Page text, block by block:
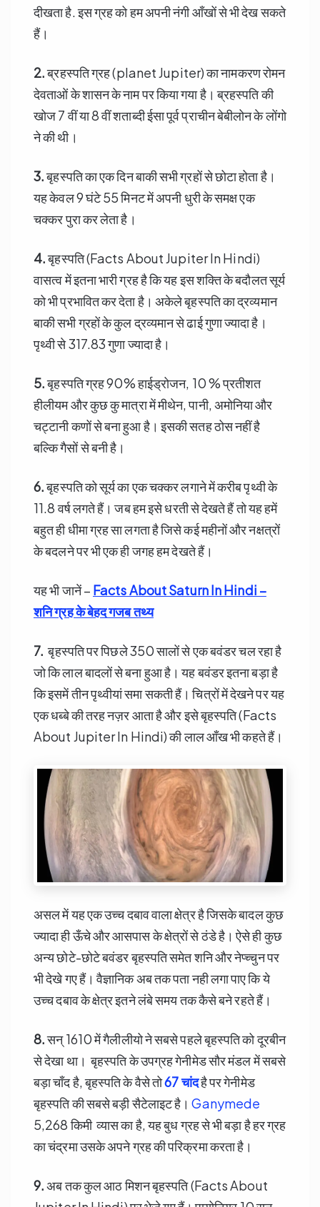
दीखता है. इस ग्रह को हम अपनी नंगी आँखों से भी देख सकते
हैं।
2.ब्रहस्पति ग्रह (planet Jupiter) का नामकरण रोमन
देवताओं के शासन के नाम पर किया गया है। ब्रहस्पति की
खोज 7 वीं या 8 वीं शताब्दी ईसा पूर्व प्राचीन बेबीलोन के लोंगो
ने की थी।
3.बृहस्पति का एक दिन बाकी सभी ग्रहों से छोटा होता है।
यह केवल 9 घंटे 55 मिनट में अपनी धुरी के समक्ष एक
चक्कर पुरा कर लेता है।
4.बृहस्पति (Facts About Jupiter In Hindi)
वासत्व में इतना भारी ग्रह है कि यह इस शक्ति के बदौलत सूर्य
को भी प्रभावित कर देता है। अकेले बृहस्पति का द्रव्यमान
बाकी सभी ग्रहों के कुल द्रव्यमान से ढाई गुणा ज्यादा है।
पृथ्वी से 317.83 गुणा ज्यादा है।
5.बृहस्पति ग्रह 90% हाईड्रोजन, 10 % प्रतीशत
हीलीयम और कुछ कु मात्रा में मीथेन, पानी, अमोनिया और
चट्टानी कणों से बना हुआ है। इसकी सतह ठोस नहीं है
बल्कि गैसों से बनी है।
6.बृहस्पति को सूर्य का एक चक्कर लगाने में करीब पृथ्वी के
11.8 वर्ष लगते हैं। जब हम इसे धरती से देखते हैं तो यह हमें
बहुत ही धीमा ग्रह सा लगता है जिसे कई महीनों और नक्षत्रों
के बदलने पर भी एक ही जगह हम देखते हैं।
यह भी जानें – Facts About Saturn In Hindi –
शनि ग्रह के बेहद गजब तथ्य
7. बृहस्पति पर पिछले 350 सालों से एक बवंडर चल रहा है
जो कि लाल बादलों से बना हुआ है। यह बवंडर इतना बड़ा है
कि इसमें तीन पृथ्वीयां समा सकती हैं। चित्रों में देखने पर यह
एक धब्बे की तरह नज़र आता है और इसे बृहस्पति (Facts
About Jupiter In Hindi) की लाल आँख भी कहते हैं।
असल में यह एक उच्च दबाव वाला क्षेत्र है जिसके बादल कुछ
ज्यादा ही ऊँचे और आसपास के क्षेत्रों से ठंडे है। ऐसे ही कुछ
अन्य छोटे-छोटे बवंडर बृहस्पति समेत शनि और नेप्च्चुन पर
भी देखे गए हैं। वैज्ञानिक अब तक पता नही लगा पाए कि ये
उच्च दबाव के क्षेत्र इतने लंबे समय तक कैसे बने रहते हैं।
8.सन् 1610 में गैलीलीयो ने सबसे पहले बृहस्पति को दूरबीन
से देखा था। बृहस्पति के उपग्रह गेनीमेड सौर मंडल में सबसे
बड़ा चाँद है, बृहस्पति के वैसे तो67 चांदहै पर गेनीमेड
बृहस्पति की सबसे बड़ी सैटेलाइट है।Ganymede
5,268 किमी व्यास का है, यह बुध ग्रह से भी बड़ा है हर ग्रह
का चंद्रमा उसके अपने ग्रह की परिक्रमा करता है।
9.अब तक कुल आठ मिशन बृहस्पति (Facts About